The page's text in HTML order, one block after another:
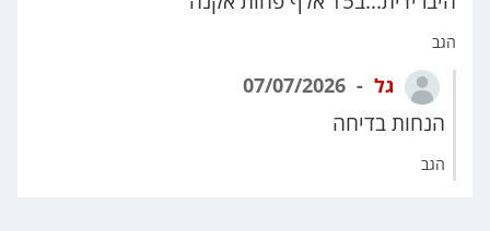
הגב
גל
הנחות בדיחה
הגב